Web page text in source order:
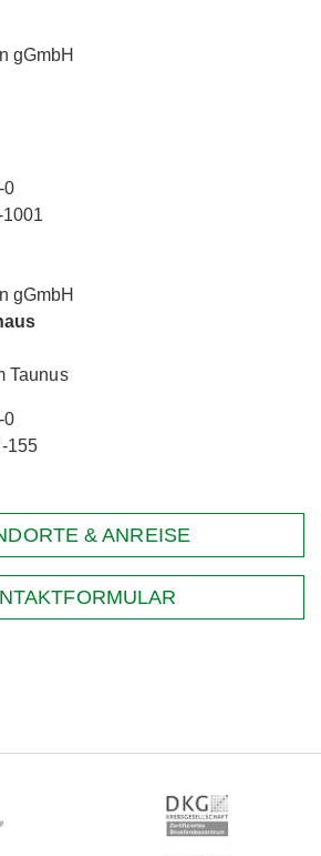
gGmbH
0
gGmbH
Taunus
0
155
& ANREISE